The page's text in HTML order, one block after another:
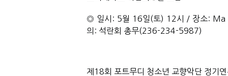
◎ 일시: 5월 16일(토) 12시 / 장소:
의: 석란회 총무(236-234-5987)
제18회 포트무디 청소년 교향악단 정기